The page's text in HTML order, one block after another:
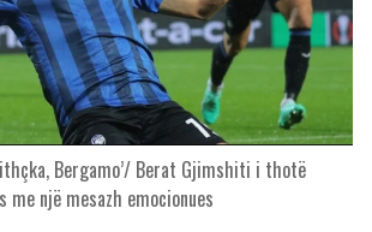
Bergamo’/ Berat Gjimshiti i thotë
një mesazh emocionues